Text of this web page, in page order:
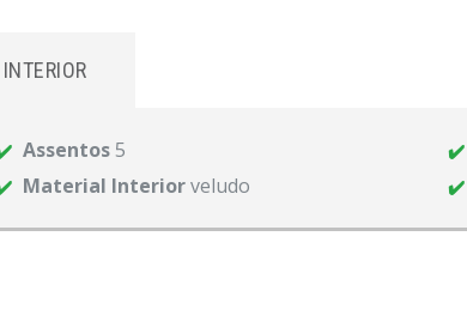
INTERIOR
Assentos 5
Material Interior veludo